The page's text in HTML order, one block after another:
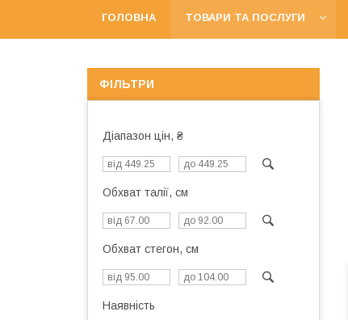
ГОЛОВНА ТОВАРИ ТА ПОСЛУГИ
ФІЛЬТРИ
Діапазон цін, ₴
Обхват талії, см
Обхват стегон, см
Наявність